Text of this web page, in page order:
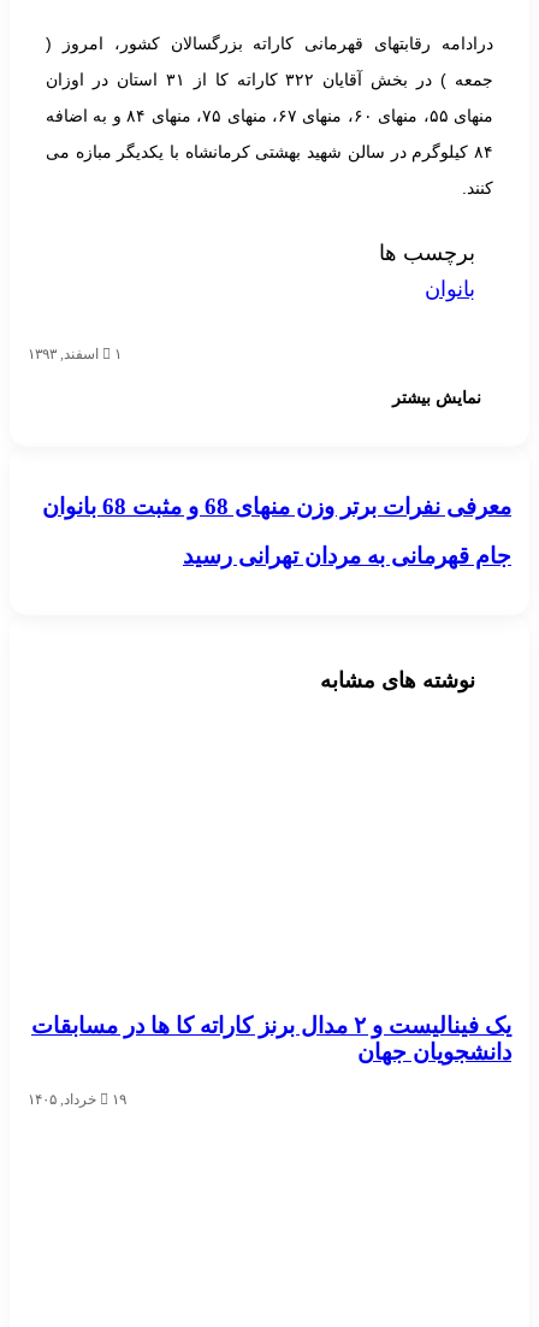
درادامه رقابتهای قهرمانی کاراته بزرگسالان کشور، امروز (
جمعه ) در بخش آقایان ۳۲۲ کاراته کا از ۳۱ استان در اوزان
منهای ۵۵، منهای ۶۰، منهای ۶۷، منهای ۷۵، منهای ۸۴ و به اضافه
۸۴ کیلوگرم در سالن شهید بهشتی کرمانشاه با یکدیگر مبازه می
کنند.
برچسب ها
بانوان
نمایش بیشتر
معرفی نفرات برتر وزن منهای 68 و مثبت 68 بانوان
معرفی نفرات برتر وزن منهای 68 و مثبت 68 بانوان
جام قهرمانی به مردان تهرانی رسید
جام قهرمانی به مردان تهرانی رسید
نوشته های مشابه
یک فینالیست و ۲ مدال برنز کاراته کا ها در مسابقات
دانشجویان جهان